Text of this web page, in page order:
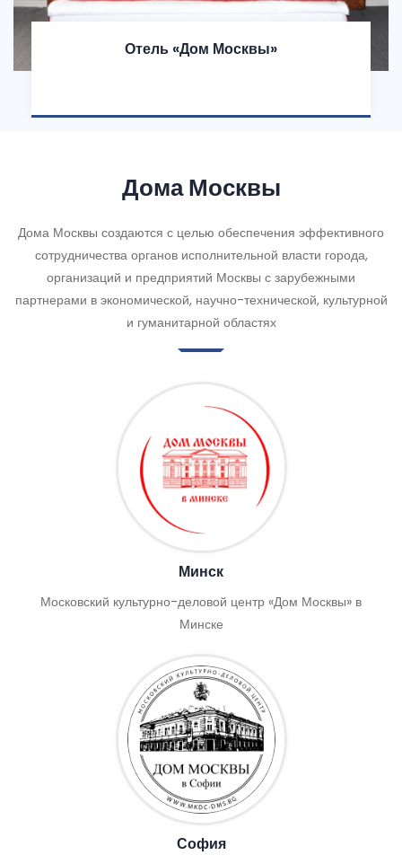
Отель «Дом Москвы»
Дома Москвы
Дома Москвы создаются с целью обеспечения эффективного
сотрудничества органов исполнительной власти города,
организаций и предприятий Москвы с зарубежными
партнерами в экономической, научно-технической, культурной
и гуманитарной областях
Минск
Московский культурно-деловой центр «Дом Москвы» в
Минске
София